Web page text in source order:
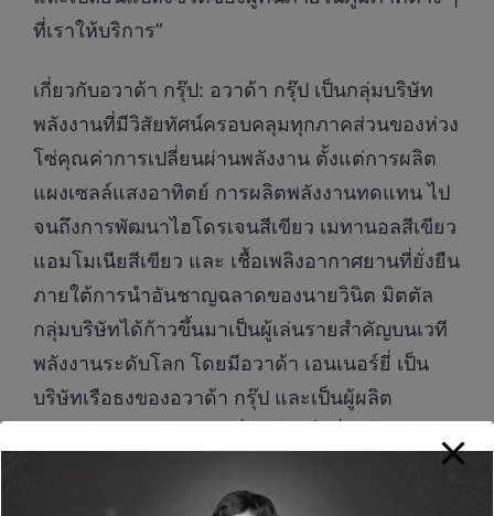
ที่เราให้บริการ”
เกี่ยวกับอวาด้า กรุ๊ป: อวาด้า กรุ๊ป เป็นกลุ่มบริษัท
พลังงานที่มีวิสัยทัศน์ครอบคลุมทุกภาคส่วนของห่วง
โซ่คุณค่าการเปลี่ยนผ่านพลังงาน ตั้งแต่การผลิต
แผงเซลล์แสงอาทิตย์ การผลิตพลังงานทดแทน ไป
จนถึงการพัฒนาไฮโดรเจนสีเขียว เมทานอลสีเขียว
แอมโมเนียสีเขียว และ เชื้อเพลิงอากาศยานที่ยั่งยืน
ภายใต้การนำอันชาญฉลาดของนายวินิต มิตตัล
กลุ่มบริษัทได้ก้าวขึ้นมาเป็นผู้เล่นรายสำคัญบนเวที
พลังงานระดับโลก โดยมีอวาด้า เอนเนอร์ยี่ เป็น
บริษัทเรือธงของอวาด้า กรุ๊ป และเป็นผู้ผลิต
ด้วยกำลังการผลิตที่ได้มีการติดตั้งอันน่าประทับใจ
ซึ่งคาดว่าจะแตะที่ระดับ 11 กิกะวัตต์ภายในปี